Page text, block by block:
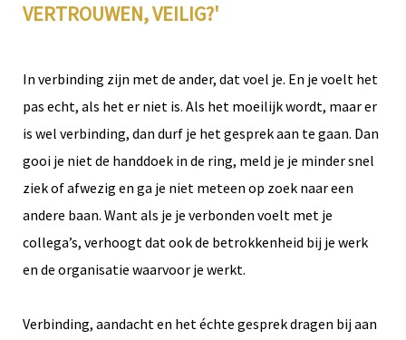
VERTROUWEN, VEILIG?'
In verbinding zijn met de ander, dat voel je. En je voelt het
pas echt, als het er niet is. Als het moeilijk wordt, maar er
is wel verbinding, dan durf je het gesprek aan te gaan. Dan
gooi je niet de handdoek in de ring, meld je je minder snel
ziek of afwezig en ga je niet meteen op zoek naar een
andere baan. Want als je je verbonden voelt met je
collega’s, verhoogt dat ook de betrokkenheid bij je werk
en de organisatie waarvoor je werkt.
Verbinding, aandacht en het échte gesprek dragen bij aan